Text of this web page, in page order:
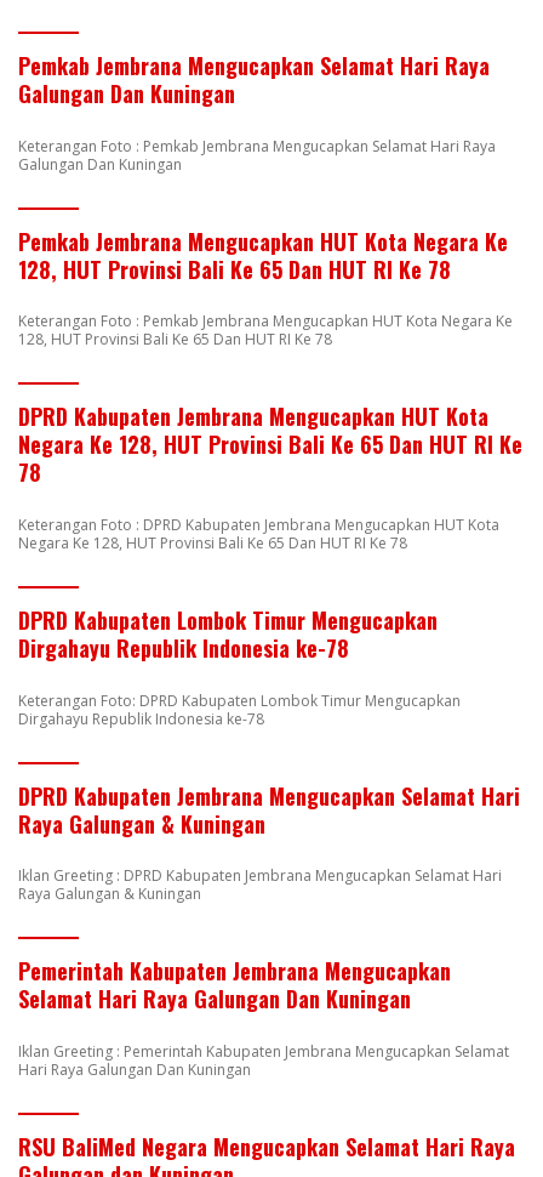
Pemkab Jembrana Mengucapkan Selamat Hari Raya
Galungan Dan Kuningan
Keterangan Foto : Pemkab Jembrana Mengucapkan Selamat Hari Raya
Galungan Dan Kuningan
Pemkab Jembrana Mengucapkan HUT Kota Negara Ke
128, HUT Provinsi Bali Ke 65 Dan HUT RI Ke 78
Keterangan Foto : Pemkab Jembrana Mengucapkan HUT Kota Negara Ke
128, HUT Provinsi Bali Ke 65 Dan HUT RI Ke 78
DPRD Kabupaten Jembrana Mengucapkan HUT Kota
Negara Ke 128, HUT Provinsi Bali Ke 65 Dan HUT RI Ke
78
Keterangan Foto : DPRD Kabupaten Jembrana Mengucapkan HUT Kota
Negara Ke 128, HUT Provinsi Bali Ke 65 Dan HUT RI Ke 78
DPRD Kabupaten Lombok Timur Mengucapkan
Dirgahayu Republik Indonesia ke-78
Keterangan Foto: DPRD Kabupaten Lombok Timur Mengucapkan
Dirgahayu Republik Indonesia ke-78
DPRD Kabupaten Jembrana Mengucapkan Selamat Hari
Raya Galungan & Kuningan
Iklan Greeting : DPRD Kabupaten Jembrana Mengucapkan Selamat Hari
Raya Galungan & Kuningan
Pemerintah Kabupaten Jembrana Mengucapkan
Selamat Hari Raya Galungan Dan Kuningan
Iklan Greeting : Pemerintah Kabupaten Jembrana Mengucapkan Selamat
Hari Raya Galungan Dan Kuningan
RSU BaliMed Negara Mengucapkan Selamat Hari Raya